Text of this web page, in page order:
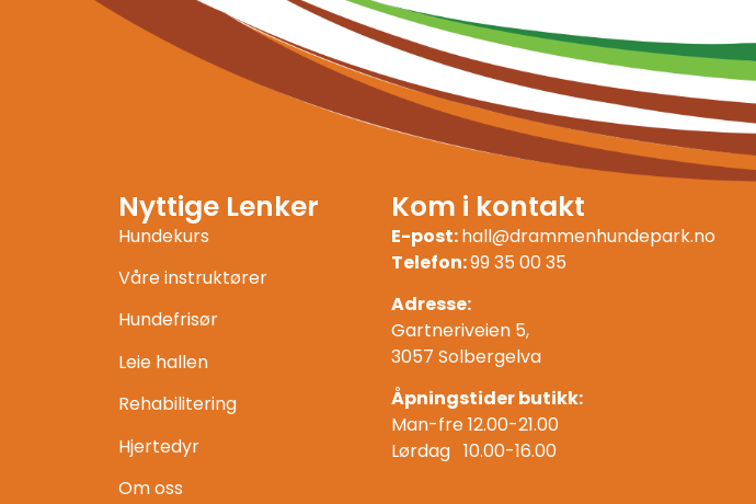
Nyttige Lenker
Hundekurs
Våre instruktører
Hundefrisør
Leie hallen
Rehabilitering
Hjertedyr
Om oss
Kom i kontakt
E-post:hall@drammenhundepark.no
Telefon:99 35 00 35
Adresse:
Gartneriveien 5,
3057 Solbergelva
Åpningstider butikk:
Man-fre 12.00-21.00
Lørdag 10.00-16.00